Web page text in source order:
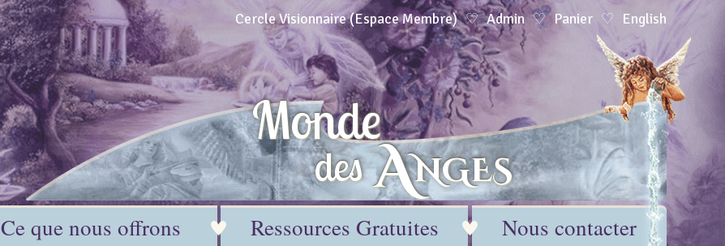
Cercle Visionnaire (Espace Membre) Admin Panier English
Monde
des ANGES
Ce que nous offrons Ressources Gratuites Nous contacter